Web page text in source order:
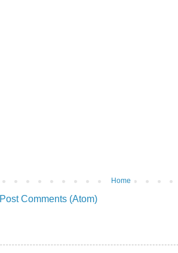
Home
Post Comments (Atom)